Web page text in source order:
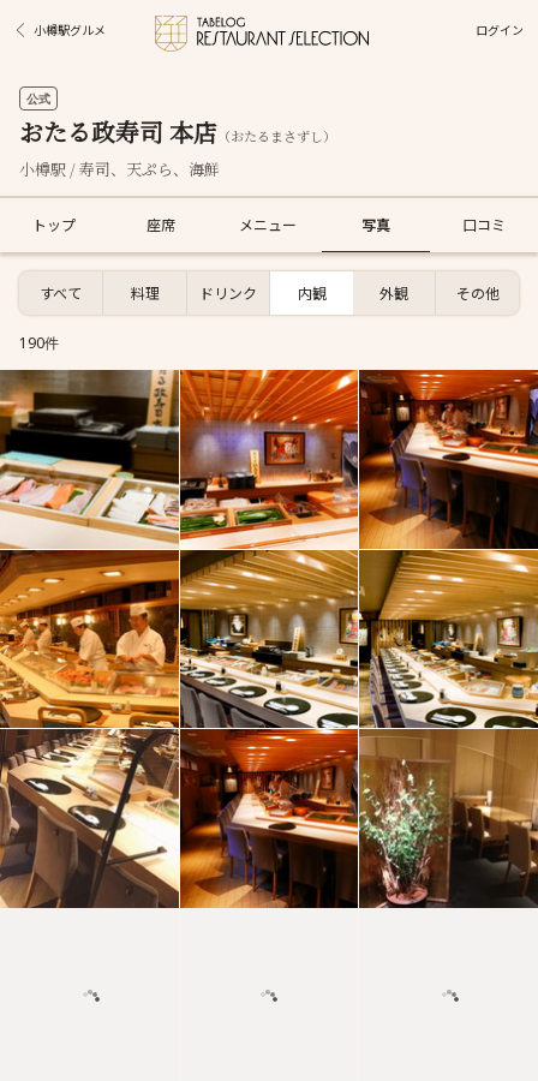
小樽駅グルメ ログイン
公式
おたる政寿司 本店 （おたるまさずし）
小樽駅 / 寿司、天ぷら、海鮮
トップ 座席 メニュー 写真 口コミ
すべて 料理 ドリンク 内観 外観 その他
190件